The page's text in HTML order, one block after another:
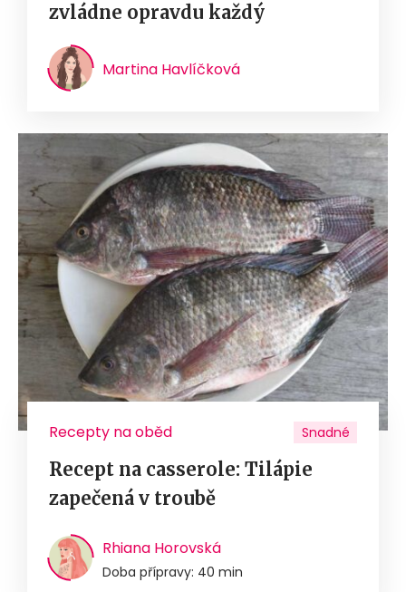
zvládne opravdu každý
Martina Havlíčková
Recepty na oběd Snadné
Recept na casserole: Tilápie
zapečená v troubě
Rhiana Horovská
Doba přípravy: 40 min